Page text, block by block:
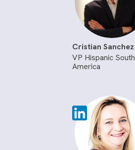
Cristian Sanchez
VP Hispanic South
America